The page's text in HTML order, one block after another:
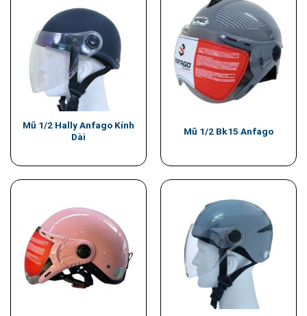
Mũ 1/2 Hally Anfago Kính
Dài
Mũ 1/2 Bk15 Anfago